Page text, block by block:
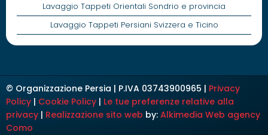
Lavaggio Tappeti Orientali Sondrio e provincia
Lavaggio Tappeti Persiani Svizzera e Ticino
© Organizzazione Persia | P.IVA 03743900965 | Privacy
Policy | Cookie Policy | Le tue preferenze relative alla
privacy | Realizzazione sito web by: Alkimedia Web agency
Como